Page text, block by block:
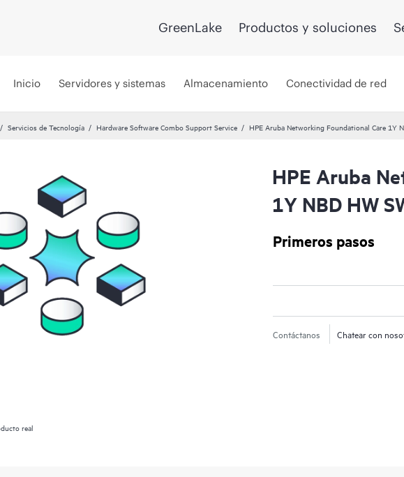
GreenLake Productos y soluciones
Inicio Servidores y sistemas Almacenamiento Conectividad de red
Servicios de Tecnología Hardware Software Combo Support Service HPE Aruba Networking Foundational Care 1Y
real
HPE Aruba
1Y NBD HW
Primeros pasos
Contáctanos Chatear con